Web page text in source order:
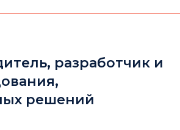
разработчик и
решений